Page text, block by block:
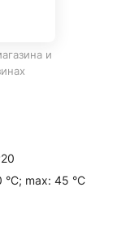
°C; max: 45 °C
и